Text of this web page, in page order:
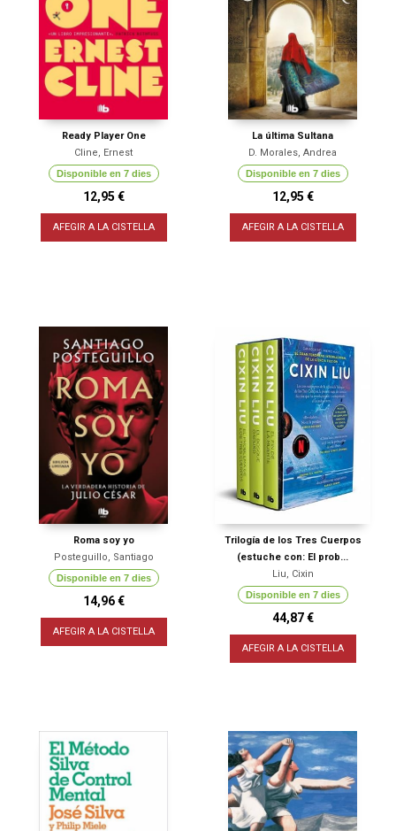
Ready Player One
Cline, Ernest
Disponible en 7 dies
12,95 €
AFEGIR A LA CISTELLA
La última Sultana
D. Morales, Andrea
Disponible en 7 dies
12,95 €
AFEGIR A LA CISTELLA
Roma soy yo
Posteguillo, Santiago
Disponible en 7 dies
14,96 €
AFEGIR A LA CISTELLA
Trilogía de los Tres Cuerpos
(estuche con: El prob...
Liu, Cixin
Disponible en 7 dies
44,87 €
AFEGIR A LA CISTELLA